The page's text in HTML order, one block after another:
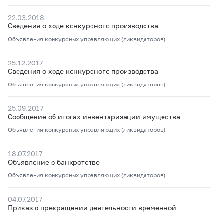
22.03.2018
Сведения о ходе конкурсного производства
Объявления конкурсных управляющих (ликвидаторов)
25.12.2017
Сведения о ходе конкурсного производства
Объявления конкурсных управляющих (ликвидаторов)
25.09.2017
Сообщение об итогах инвентаризации имущества
Объявления конкурсных управляющих (ликвидаторов)
18.07.2017
Объявление о банкротстве
Объявления конкурсных управляющих (ликвидаторов)
04.07.2017
Приказ о прекращении деятельности временной